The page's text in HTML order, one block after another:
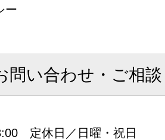
ー
問い合わせ・ご相談
定休日／日曜・祝日